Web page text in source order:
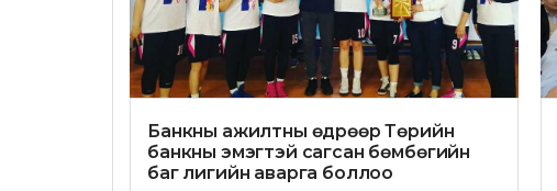
Банкны ажилтны өдрөөр Төрийн
банкны эмэгтэй сагсан бөмбөгийн
баг лигийн аварга боллоо